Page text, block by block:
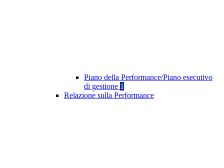
Piano della Performance/Piano esecutivo
di gestione 1
Relazione sulla Performance